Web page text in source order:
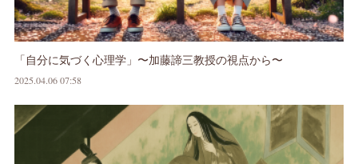
「自分に気づく心理学」〜加藤諦三教授の視点から〜
2025.04.06 07:58